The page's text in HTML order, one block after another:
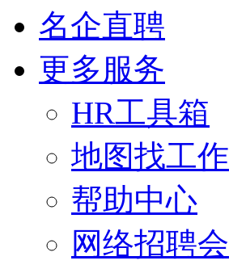
名企直聘
更多服务
HR工具箱
地图找工作
帮助中心
网络招聘会